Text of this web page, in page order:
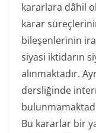
kararlara dâhil
karar
bileşenlerinin
siyasi iktidarın
alınmaktadır.
dersliğinde
Bu kararlar bir